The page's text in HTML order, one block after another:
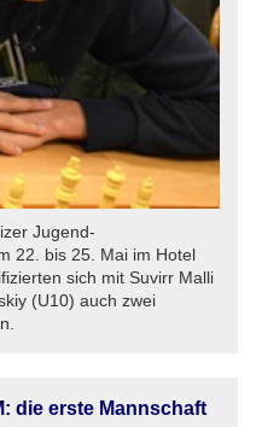
Jugend-
22. bis 25. Mai im Hotel
sich mit Suvirr Malli
(U10) auch zwei
die erste Mannschaft